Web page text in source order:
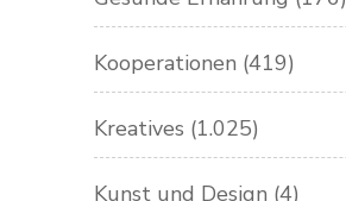
Kooperationen (419)
Kreatives (1.025)
Kunst und Design (4)